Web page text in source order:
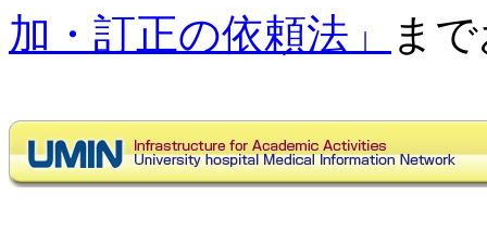
加・訂正の依頼法」
ま